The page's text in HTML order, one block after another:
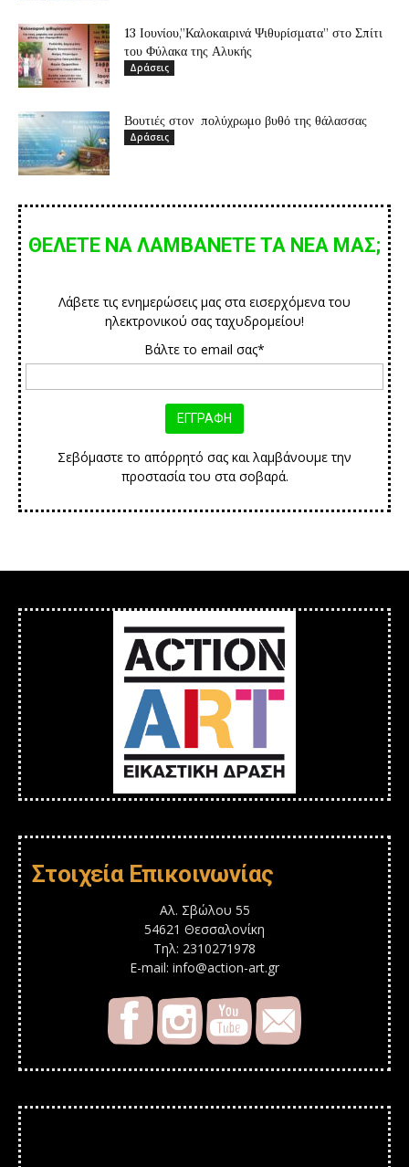
13 Ιουνίου,”Καλοκαιρινά Ψιθυρίσματα” στο Σπίτι
του Φύλακα της Αλυκής
Δράσεις
Βουτιές στον πολύχρωμο βυθό της θάλασσας
Δράσεις
ΘΕΛΕΤΕ ΝΑ ΛΑΜΒΑΝΕΤΕ ΤΑ ΝΕΑ ΜΑΣ;
Λάβετε τις ενημερώσεις μας στα εισερχόμενα του
ηλεκτρονικού σας ταχυδρομείου!
Βάλτε το email σας*
Σεβόμαστε το απόρρητό σας και λαμβάνουμε την
προστασία του στα σοβαρά.
Στοιχεία Επικοινωνίας
Αλ. Σβώλου 55
54621 Θεσσαλονίκη
Τηλ: 2310271978
E-mail: info@action-art.gr